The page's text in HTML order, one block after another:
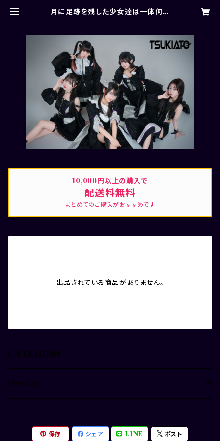
月に足跡を残した少女達は一体何を
10,000円以上の購入で
配送料無料
まとめてのご購入がおすすめです
出品されている商品がありません。
CATEGORY
Member
保存 シェア LINE ポスト